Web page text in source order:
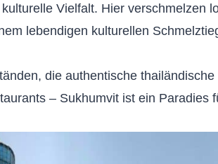
Vielfalt. Hier verschmelzen
lebendigen kulturellen
die authentische
– Sukhumvit ist ein Paradies